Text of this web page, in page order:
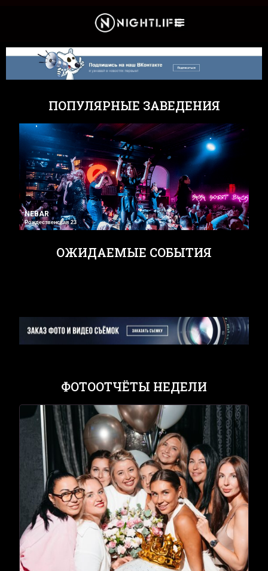
ПОПУЛЯРНЫЕ ЗАВЕДЕНИЯ
NEBAR
Рождественская 23
ОЖИДАЕМЫЕ СОБЫТИЯ
ФОТООТЧЁТЫ НЕДЕЛИ